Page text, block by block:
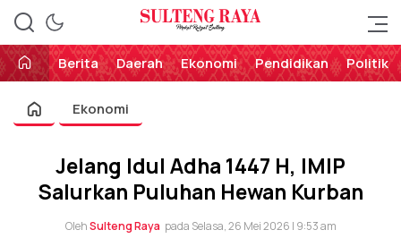
Sulteng Raya
Perekat Rakyat Sulteng
Berita
Daerah Ekonomi Pendidikan Politik
Ekonomi
Jelang Idul Adha 1447 H, IMIP
Salurkan Puluhan Hewan Kurban
OlehSulteng Raya pada Selasa, 26 Mei 2026 | 9:53 am